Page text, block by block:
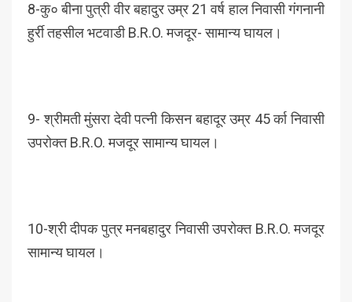
8-कु० बीना पुत्री वीर बहादुर उम्र 21 वर्ष हाल निवासी गंगनानी
हुर्री तहसील भटवाडी B.R.O. मजदूर- सामान्य घायल।
9- श्रीमती मुंसरा देवी पत्नी किसन बहादूर उम्र 45 र्का निवासी
उपरोक्त B.R.O. मजदूर सामान्य घायल।
10-श्री दीपक पुत्र मनबहादुर निवासी उपरोक्त B.R.O. मजदूर
सामान्य घायल।